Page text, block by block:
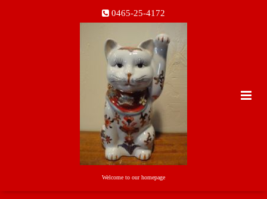
0465-25-4172
Welcome to our homepage